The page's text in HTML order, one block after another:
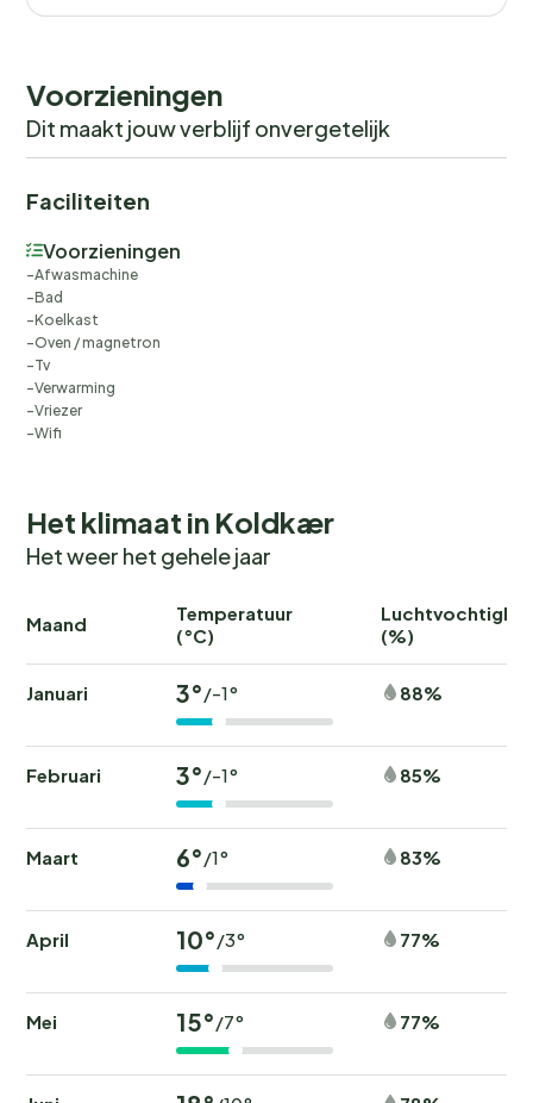
Voorzieningen
Dit maakt jouw verblijf onvergetelijk
Faciliteiten
Voorzieningen
Afwasmachine
Bad
Koelkast
Oven / magnetron
Tv
Verwarming
Vriezer
Wifi
Het klimaat in Koldkær
Het weer het gehele jaar
Maand
Temperatuur
(°C)
(%)
Januari 3°/-1° 88%
Februari 3°/-1° 85%
Maart 6°/1° 83%
April 10°/3° 77%
Mei 15°/7° 77%